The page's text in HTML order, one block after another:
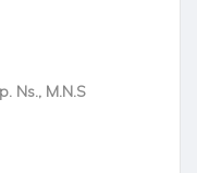
Ns., M.N.S